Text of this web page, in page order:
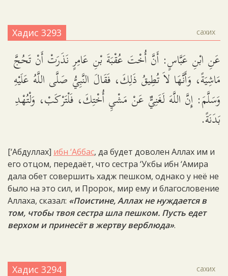
Хадис 3293 сахих
عَنِ ابْنِ عَبَّاسٍ: أَنَّ أُخْتَ عُقْبَةَ بْنِ عَامِرٍ نَذَرَتْ أَنْ تَحُجَّ
مَاشِيَةً، وَأَنَّهَا لاَ تُطِيقُ ذَلِكَ، فَقَالَ النَّبِيُّ صَلَّى اللَّهُ عَلَيْهِ
وَسَلَّمَ: إِنَّ اللَّهَ لَغَنِيٌّ عَنْ مَشْيِ أُخْتِكَ، فَلْتَرْكَبْ، وَلْتُهْدِ
بَدَنَةً.
[‘Абдуллах] ибн ‘Аббас, да будет доволен Аллах им и
его отцом, передаёт, что сестра ‘Укбы ибн ‘Амира
дала обет совершить хадж пешком, однако у неё не
было на это сил, и Пророк, мир ему и благословение
Аллаха, сказал: «Поистине, Аллах не нуждается в
том, чтобы твоя сестра шла пешком. Пусть едет
верхом и принесёт в жертву верблюда».
Хадис 3294 сахих